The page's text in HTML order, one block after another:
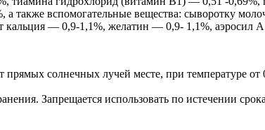
вспомогательные вещества: сыворотку
кальция — 0,9-1,1%, желатин — 0,9- 1,1%, аэросил
солнечных лучей месте, при температуре
Запрещается использовать по истечении